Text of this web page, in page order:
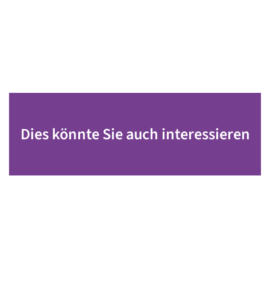
Dies könnte Sie auch interessieren